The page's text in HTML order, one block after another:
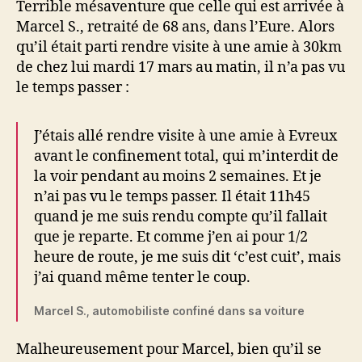
Terrible mésaventure que celle qui est arrivée à
Marcel S., retraité de 68 ans, dans l’Eure. Alors
qu’il était parti rendre visite à une amie à 30km
de chez lui mardi 17 mars au matin, il n’a pas vu
le temps passer :
J’étais allé rendre visite à une amie à Evreux
avant le confinement total, qui m’interdit de
la voir pendant au moins 2 semaines. Et je
n’ai pas vu le temps passer. Il était 11h45
quand je me suis rendu compte qu’il fallait
que je reparte. Et comme j’en ai pour 1/2
heure de route, je me suis dit ‘c’est cuit’, mais
j’ai quand même tenter le coup.
Marcel S., automobiliste confiné dans sa voiture
Malheureusement pour Marcel, bien qu’il se